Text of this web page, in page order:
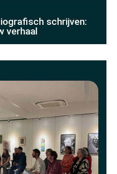
schrijven:
verhaal